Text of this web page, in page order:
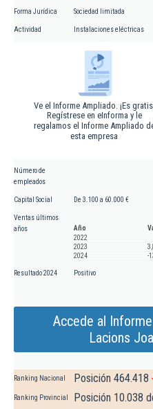
Forma Jurídica Sociedad limitada
Actividad Instalaciones eléctricas
Ve el Informe Ampliado. ¡Es
Regístrese en eInforma y le
regalamos el Informe Ampliado
esta empresa
Número de
empleados
Capital Social De 3.100 a 60.000 €
Ventas últimos
años
Año
2022
2023
2024
-
Resultado 2024 Positivo
Accede al
Lacions
Ranking Nacional Posición 464.418
Ranking Provincial Posición 10.038